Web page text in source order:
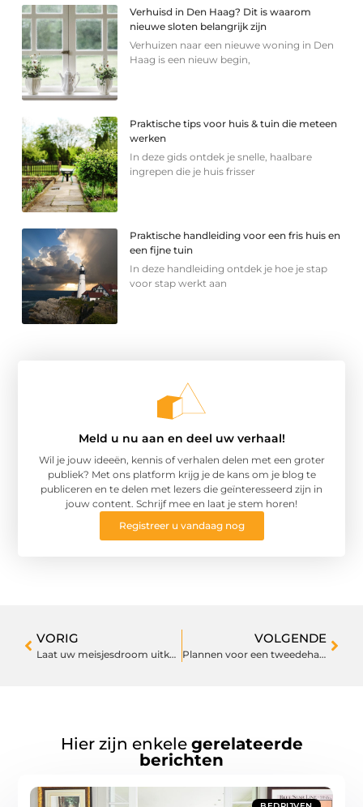
Verhuisd in Den Haag? Dit is waarom
nieuwe sloten belangrijk zijn
Verhuizen naar een nieuwe woning in Den
Haag is een nieuw begin,
Praktische tips voor huis & tuin die meteen
werken
In deze gids ontdek je snelle, haalbare
ingrepen die je huis frisser
Praktische handleiding voor een fris huis en
een fijne tuin
In deze handleiding ontdek je hoe je stap
voor stap werkt aan
Meld u nu aan en deel uw verhaal!
Wil je jouw ideeën, kennis of verhalen delen met een groter
publiek? Met ons platform krijg je de kans om je blog te
publiceren en te delen met lezers die geïnteresseerd zijn in
jouw content. Schrijf mee en laat je stem horen!
Registreer u vandaag nog
VORIG
Laat uw meisjesdroom uitkomen door te trouwen in een kasteel
VOLGENDE
Plannen voor een tweedehandse auto? Lees dan deze tips!
Hier zijn enkele gerelateerde
berichten